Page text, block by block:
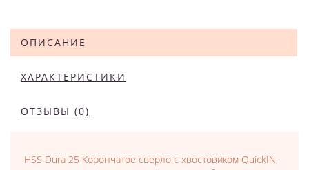
ОПИСАНИЕ
ХАРАКТЕРИСТИКИ
ОТЗЫВЫ (0)
HSS Dura 25 Корончатое сверло с хвостовиком QuickIN,